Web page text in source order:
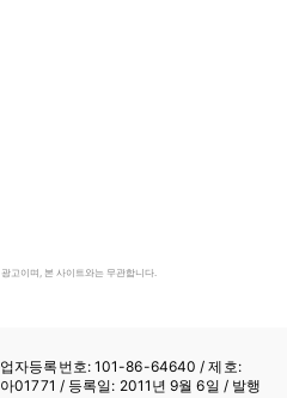
고이며, 본 사이트와는 무관합니다.
자등록번호: 101-86-64640 / 제호:
01771 / 등록일: 2011년 9월 6일 / 발행